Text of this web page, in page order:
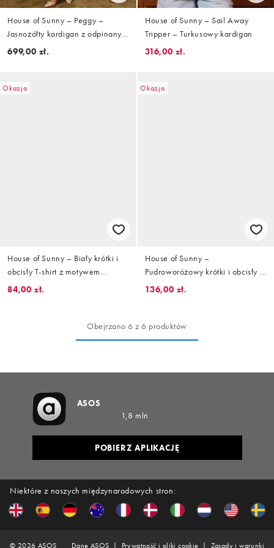
House of Sunny – Peggy –
Jasnożółty kardigan z odpinanym
kołnierzem ze sztucznego futra
699,00 zł.
House of Sunny – Sail Away
Tripper – Turkusowy kardigan
316,00 zł.
Okazja
House of Sunny – Biały krótki i
obcisły T-shirt z motywem
hortensji
84,00 zł.
Okazja
House of Sunny –
Pudroworóżowy krótki i obcisły T-
shirt z napisem „I'm Just a Girl”
136,00 zł.
Obejrzano 6 z 6 produktów
Niektóre z naszych międzynarodowych stron:
ASOS
1,8 mln
POBIERZ APLIKACJĘ
© 2026 ASOS Dane ASOS Prywatność i pliki cookie Zasady i warunki